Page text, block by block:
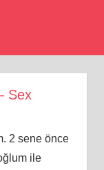
Sex
2 sene önce
ile